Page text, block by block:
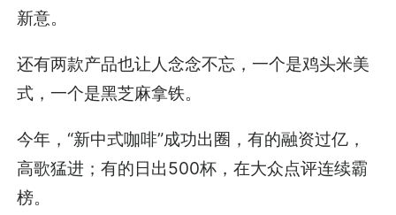
新意。
还有两款产品也让人念念不忘，一个是鸡头米美
式，一个是黑芝麻拿铁。
今年，“新中式咖啡”成功出圈，有的融资过亿，
高歌猛进；有的日出500杯，在大众点评连续霸
榜。